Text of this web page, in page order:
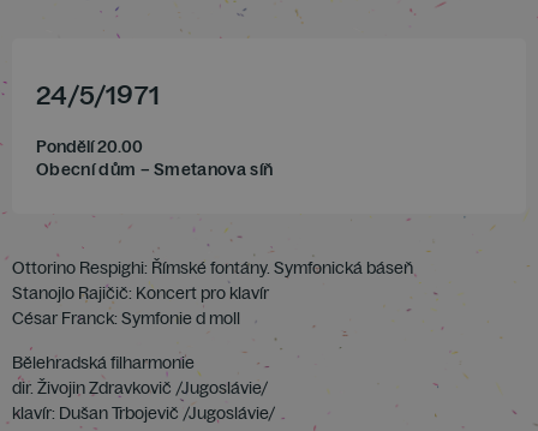
24/5/1971
Pondělí 20.00
Obecní dům – Smetanova síň
Ottorino Respighi: Římské fontány. Symfonická báseň
Stanojlo Rajičič: Koncert pro klavír
César Franck: Symfonie d moll
Bělehradská filharmonie
dir. Živojin Zdravkovič /Jugoslávie/
klavír: Dušan Trbojevič /Jugoslávie/